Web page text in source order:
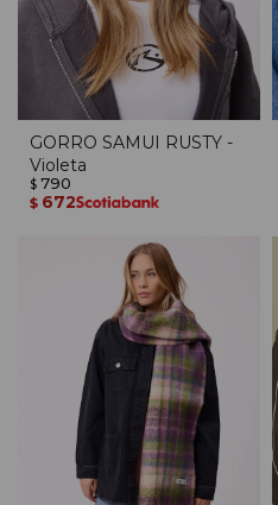
GORRO SAMUI RUSTY -
Violeta
$ 790
$ 672